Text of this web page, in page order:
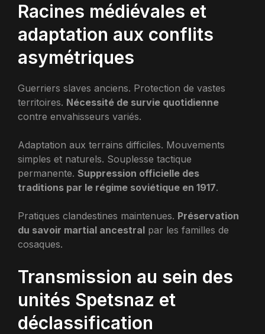
Racines médiévales et
adaptation aux conflits
asymétriques
Guerriers slaves anciens. Protection de vastes
territoires. Nécessité de survie quotidienne
contre envahisseurs variés.
Adaptation aux terrains difficiles. Mouvements
simples et naturels. Souplesse tactique
permanente. Suppression officielle des
traditions par le régime soviétique en 1917.
Pratiques clandestines maintenues. Préservation
du savoir martial ancestral par les familles de
cosaques.
Transmission au sein des
unités Spetsnaz et
déclassification